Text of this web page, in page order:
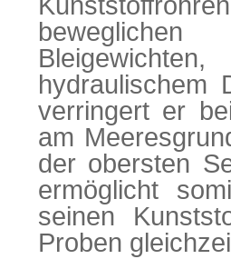
hydraulischem
verringert er
am
der obersten
ermöglicht
seinen
Proben